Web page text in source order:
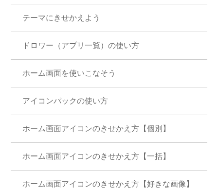
テーマにきせかえよう
ドロワー（アプリ一覧）の使い方
ホーム画面を使いこなそう
アイコンパックの使い方
ホーム画面アイコンのきせかえ方【個別】
ホーム画面アイコンのきせかえ方【一括】
ホーム画面アイコンのきせかえ方【好きな画像】